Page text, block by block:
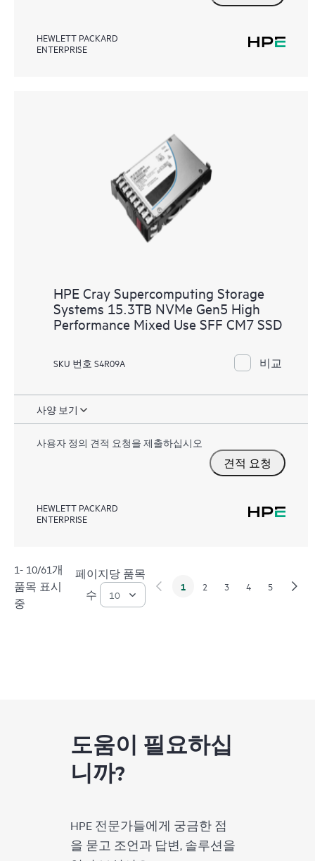
HEWLETT PACKARD
ENTERPRISE
HPE Cray Supercomputing Storage
Systems 15.3TB NVMe Gen5 High
Performance Mixed Use SFF CM7 SSD
SKU 번호 S4R09A 비교
사양 보기
사용자 정의 견적 요청을 제출하십시오
견적 요청
HEWLETT PACKARD
ENTERPRISE
1- 10/61개
품목 표시
중
페이지당 품목
수
1 2 3 4 5
도움이 필요하십
니까?
HPE 전문가들에게 궁금한 점
을 묻고 조언과 답변, 솔루션을